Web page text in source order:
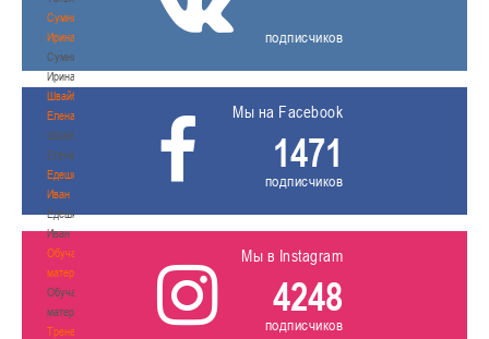
Сумникова
Ирина
Сумникова
Ирина
Швайбович
Елена
Швайбович
Елена
Едешко
Иван
Едешко
Иван
Обучающие
материалы
Обучающие
материалы
Тренерам
подписчиков
Мы на Facebook
1471
подписчиков
Мы в Instagram
4248
подписчиков